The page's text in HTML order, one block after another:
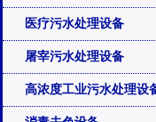
医疗污水处理设备
屠宰污水处理设备
高浓度工业污水处理设